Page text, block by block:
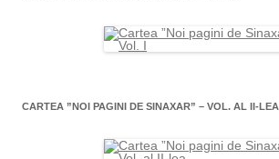
CARTEA ”NOI PAGINI DE SINAXAR” – VOL. AL II-LEA